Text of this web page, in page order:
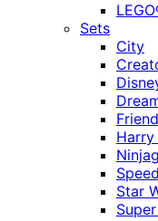
Sets
City
Star